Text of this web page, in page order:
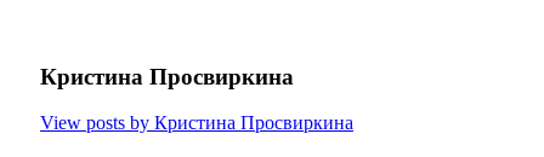
Кристина Просвиркина
View posts by Кристина Просвиркина